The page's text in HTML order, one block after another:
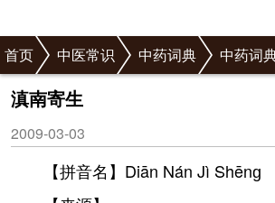
首页 中医常识 中药词典 中药词
滇南寄生
2009-03-03
【拼音名】Diān Nán Jì Shēnɡ